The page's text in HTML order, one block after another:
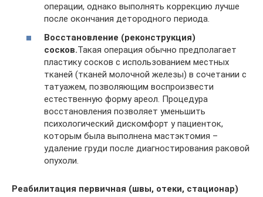
операции, однако выполнять коррекцию лучше
после окончания детородного периода.
Восстановление (реконструкция)
сосков.Такая операция обычно предполагает
пластику сосков с использованием местных
тканей (тканей молочной железы) в сочетании с
татуажем, позволяющим воспроизвести
естественную форму ареол. Процедура
восстановления позволяет уменьшить
психологический дискомфорт у пациенток,
которым была выполнена мастэктомия –
удаление груди после диагностирования раковой
опухоли.
Реабилитация первичная (швы, отеки, стационар)